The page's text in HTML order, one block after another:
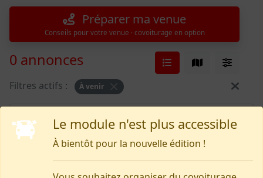
Le module n'est plus accessible
À bientôt pour la nouvelle édition !
Préparer ma venue
Conseils pour votre venue · covoiturage en option
0 annonces
Filtres actifs : À venir
Rien pour le moment